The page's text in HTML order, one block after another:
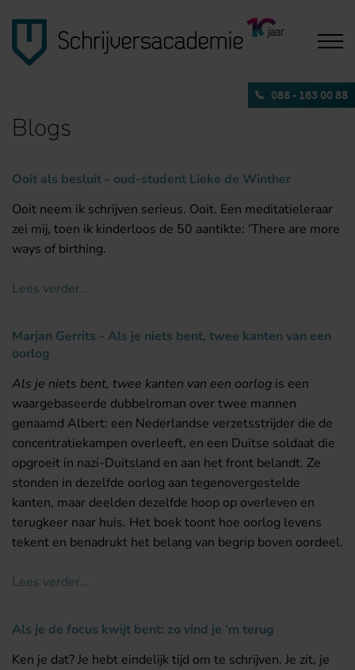
088 - 163 00 88
Blogs
Ooit als besluit - oud-student Lieke de Winther
Ooit neem ik schrijven serieus. Ooit. Een meditatieleraar
zei mij, toen ik kinderloos de 50 aantikte: ‘There are more
ways of birthing.
Lees verder...
Marjan Gerrits - Als je niets bent, twee kanten van een
oorlog
Als je niets bent, twee kanten van een oorlog is een
waargebaseerde dubbelroman over twee mannen
genaamd Albert: een Nederlandse verzetsstrijder die de
concentratiekampen overleeft, en een Duitse soldaat die
opgroeit in nazi-Duitsland en aan het front belandt. Ze
stonden in dezelfde oorlog aan tegenovergestelde
kanten, maar deelden dezelfde hoop op overleven en
terugkeer naar huis. Het boek toont hoe oorlog levens
tekent en benadrukt het belang van begrip boven oordeel.
Lees verder...
Als je de focus kwijt bent: zo vind je ‘m terug
Ken je dat? Je hebt eindelijk tijd om te schrijven. Je zit, je